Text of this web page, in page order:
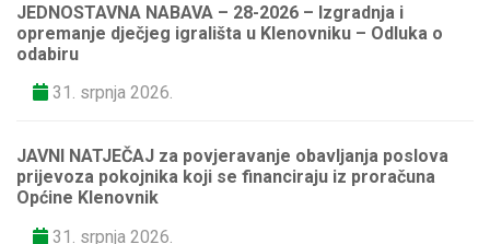
JEDNOSTAVNA NABAVA – 28-2026 – Izgradnja i
opremanje dječjeg igrališta u Klenovniku – Odluka o
odabiru
31. srpnja 2026.
JAVNI NATJEČAJ za povjeravanje obavljanja poslova
prijevoza pokojnika koji se financiraju iz proračuna
Općine Klenovnik
31. srpnja 2026.